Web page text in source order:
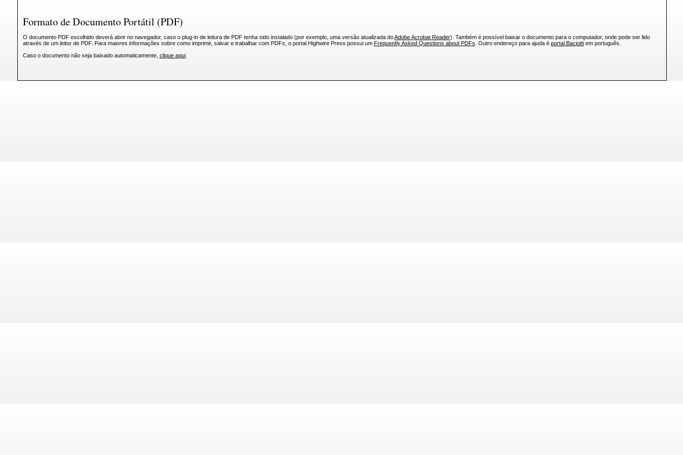
Formato de Documento Portátil (PDF)
O documento PDF escolhido deverá abrir no navegador, caso o plug-in de leitura de PDF tenha sido instalado (por exemplo, uma versão atualizada doAdobe Acrobat Reader). Também é possível baixar o documento para o computador, onde pode ser lido
através de um leitor de PDF. Para maiores informações sobre como imprimir, salvar e trabalhar com PDFs, o portal Highwire Press possui um Frequently Asked Questions about PDFs . Outro endereço para ajuda é portal Baciottiem português.
Caso o documento não seja baixado automaticamente, clique aqui.